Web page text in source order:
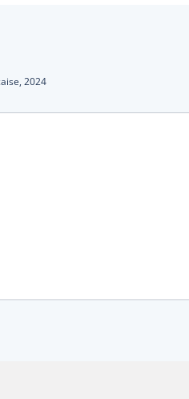
2024